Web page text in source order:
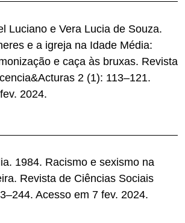
Luciano e Vera Lucia de Souza.
e a igreja na Idade Média:
e caça às bruxas. Revista
2 (1): 113–121.
2024.
1984. Racismo e sexismo na
Revista de Ciências Sociais
Acesso em 7 fev. 2024.